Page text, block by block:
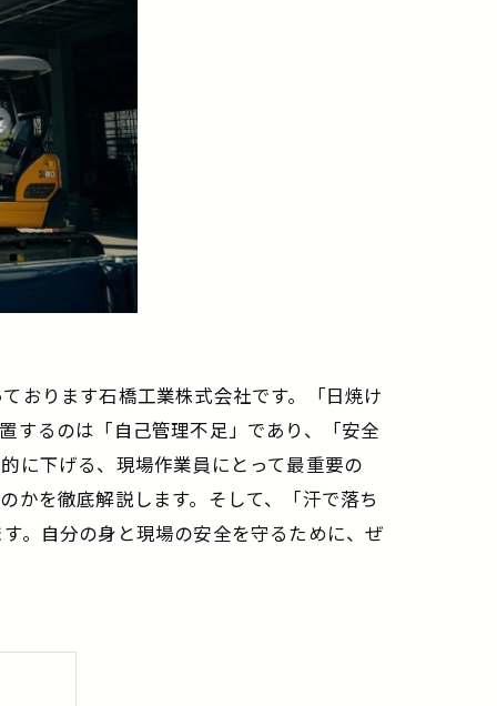
おります石橋工業株式会社です。「日焼け
するのは「自己管理不足」であり、「安全
に下げる、現場作業員にとって最重要の
かを徹底解説します。そして、「汗で落ち
。自分の身と現場の安全を守るために、ぜ